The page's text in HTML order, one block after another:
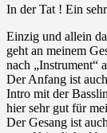
In der Tat ! Ein
Einzig und allein
geht an meinem
nach „Instrument“
Der Anfang ist
Intro mit der
hier sehr gut für
Der Gesang ist